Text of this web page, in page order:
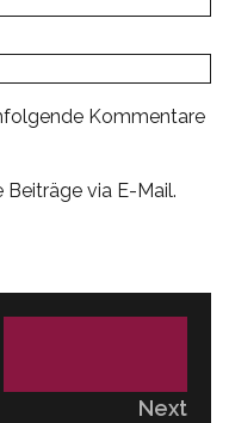
Kommentare
Beiträge via E-Mail.
Next